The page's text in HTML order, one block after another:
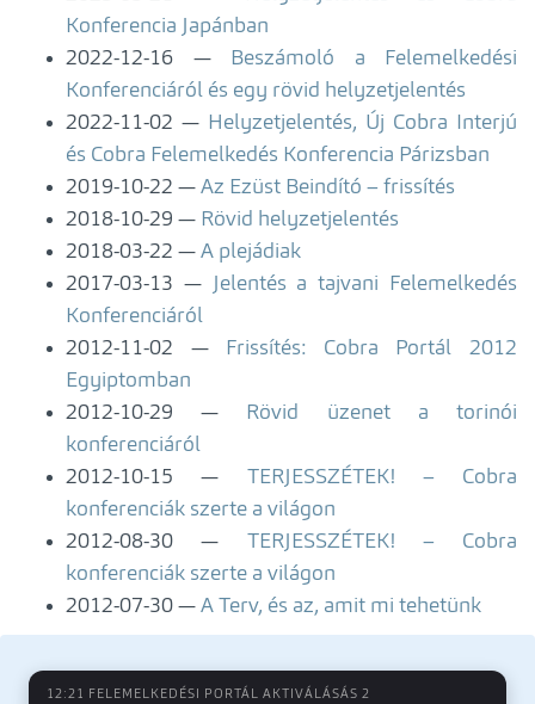
Konferencia Japánban
2022-12-16
Beszámoló a Felemelkedési
Konferenciáról és egy rövid helyzetjelentés
2022-11-02
Helyzetjelentés, Új Cobra Interjú
és Cobra Felemelkedés Konferencia Párizsban
2019-10-22
Az Ezüst Beindító – frissítés
2018-10-29
Rövid helyzetjelentés
2018-03-22
A plejádiak
2017-03-13
Jelentés a tajvani Felemelkedés
Konferenciáról
2012-11-02
Frissítés: Cobra Portál 2012
Egyiptomban
2012-10-29
Rövid üzenet a torinói
konferenciáról
2012-10-15
TERJESSZÉTEK! – Cobra
konferenciák szerte a világon
2012-08-30
TERJESSZÉTEK! – Cobra
konferenciák szerte a világon
2012-07-30
A Terv, és az, amit mi tehetünk
12:21 FELEMELKEDÉSI PORTÁL AKTIVÁLÁSÁS 2